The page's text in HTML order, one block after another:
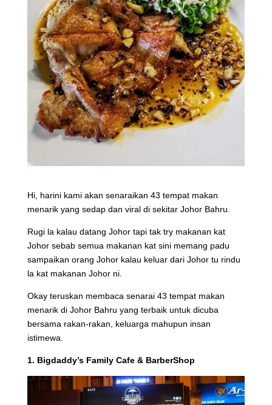
Hi, harini kami akan senaraikan 43 tempat makan
menarik yang sedap dan viral di sekitar Johor Bahru.
Rugi la kalau datang Johor tapi tak try makanan kat
Johor sebab semua makanan kat sini memang padu
sampaikan orang Johor kalau keluar dari Johor tu rindu
la kat makanan Johor ni.
Okay teruskan membaca senarai 43 tempat makan
menarik di Johor Bahru yang terbaik untuk dicuba
bersama rakan-rakan, keluarga mahupun insan
istimewa.
1. Bigdaddy’s Family Cafe & BarberShop